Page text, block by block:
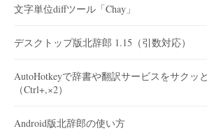
文字単位diffツール「Chay」
デスクトップ版北辞郎 1.15（引数対応）
AutoHotkeyで辞書や翻訳サービスをサクッ
（Ctrl+,×2）
Android版北辞郎の使い方